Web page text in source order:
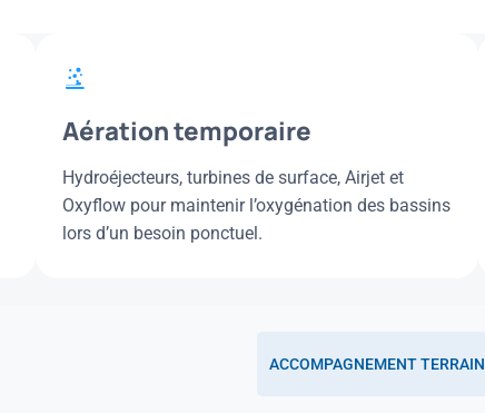
Aération temporaire
Hydroéjecteurs, turbines de surface, Airjet et
Oxyflow pour maintenir l’oxygénation des bassins
lors d’un besoin ponctuel.
ACCOMPAGNEMENT TERRAIN